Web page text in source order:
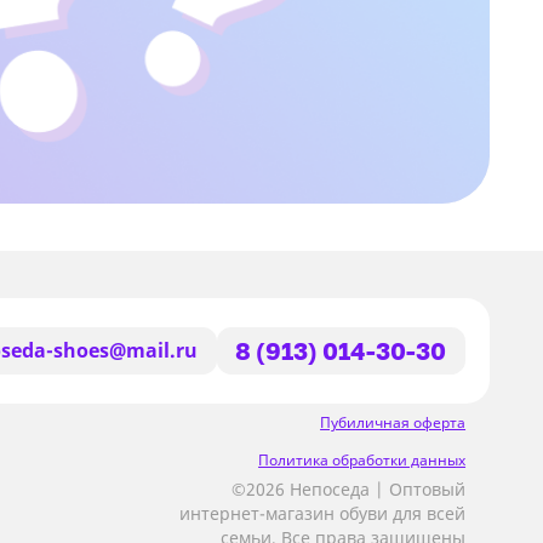
shoes@mail.ru 8 (913) 014-30-30
Пубиличная оферта
Политика обработки данных
©2026 Непоседа | Оптовый
интернет-магазин обуви для всей
семьи, Все права защищены